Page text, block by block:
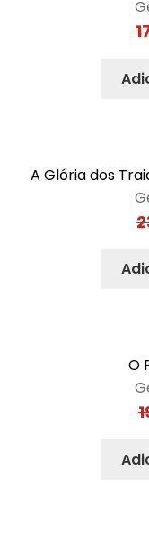
A Glória dos
O